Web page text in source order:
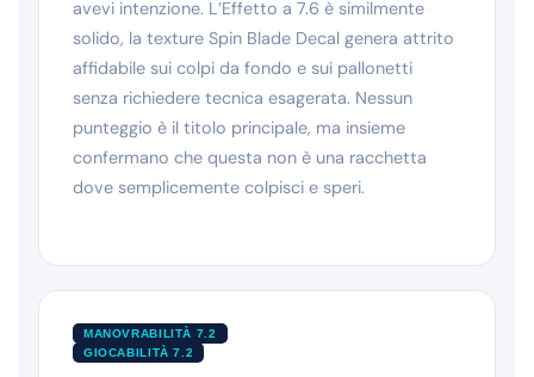
avevi intenzione. L’Effetto a 7.6 è similmente
solido, la texture Spin Blade Decal genera attrito
affidabile sui colpi da fondo e sui pallonetti
senza richiedere tecnica esagerata. Nessun
punteggio è il titolo principale, ma insieme
confermano che questa non è una racchetta
dove semplicemente colpisci e speri.
MANOVRABILITÀ 7.2
GIOCABILITÀ 7.2